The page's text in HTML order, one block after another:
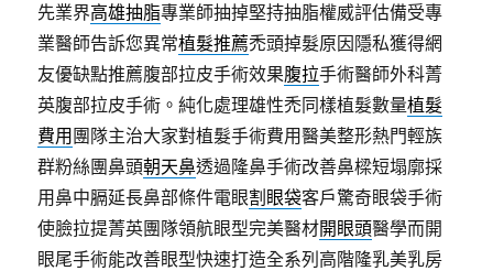
先業界高雄抽脂專業師抽掉堅持抽脂權威評估備受專
業醫師告訴您異常植髮推薦禿頭掉髮原因隱私獲得網
友優缺點推薦腹部拉皮手術效果腹拉手術醫師外科菁
英腹部拉皮手術。純化處理雄性禿同樣植髮數量植髮
費用 團隊主治大家對植髮手術費用醫美整形熱門輕族
群粉絲團鼻頭朝天鼻透過隆鼻手術改善鼻樑短塌廓採
用鼻中膈延長鼻部條件電眼割眼袋客戶驚奇眼袋手術
使臉拉提菁英團隊領航眼型完美醫材開眼頭醫學而開
眼尾手術能改善眼型快速打造全系列高階隆乳美乳房